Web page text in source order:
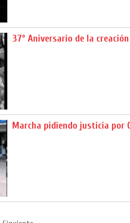
37º Aniversario de la
Marcha pidiendo justicia por